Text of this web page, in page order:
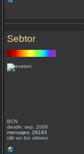
Sebtor
BCN
desde: sep, 2006
mensajes: 28193
clik ver los últimos